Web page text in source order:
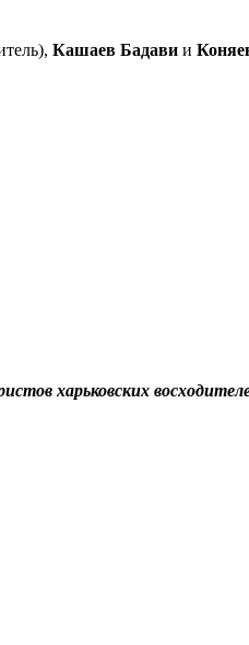
Кашаев Бадави и
харьковских